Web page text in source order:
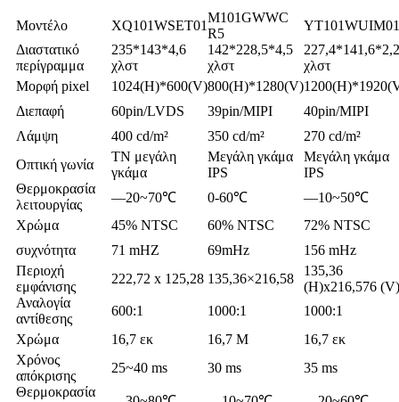
Μοντέλο XQ101WSET01
M101GWWC
R5
YT101WUIM01
Διαστατικό
περίγραμμα
235*143*4,6
χλστ
142*228,5*4,5
χλστ
χλστ
Μορφή pixel
1024(H)*600(V)800(H)*1280(V)
Διεπαφή
60pin/LVDS 39pin/MIPI
40pin/MIPI
Λάμψη
400 cd/m² 350 cd/m²
270 cd/m²
Οπτική γωνία
TN μεγάλη
γκάμα
Μεγάλη γκάμα
IPS
Μεγάλη γκάμα
IPS
Θερμοκρασία
λειτουργίας
—20~70℃ 0-60℃
—10~50℃
Χρώμα
45% NTSC 60% NTSC
72% NTSC
συχνότητα
71 mHZ 69mHz
156 mHz
Περιοχή
εμφάνισης
222,72 x 125,28 135,36×216,58
135,36
(H)x216,576 (V)
Αναλογία
αντίθεσης
600:1 1000:1
1000:1
Χρώμα
16,7 εκ 16,7 Μ
16,7 εκ
Χρόνος
απόκρισης
25~40 ms 30 ms
35 ms
Θερμοκρασία